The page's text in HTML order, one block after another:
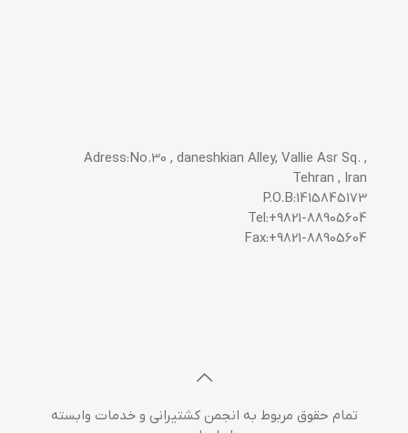
Adress:No.30 , daneshkian Alley, Vallie Asr Sq. ,
Tehran , Iran
P.O.B:1415845173
Tel:+9821-88905604
Fax:+9821-88905604
تمام حقوق مربوط به انجمن کشتیرانی و خدمات وابسته